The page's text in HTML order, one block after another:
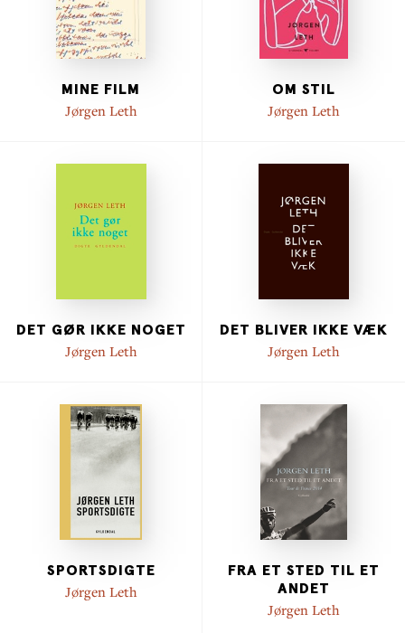
MINE FILM
Jørgen Leth
OM STIL
Jørgen Leth
DET GØR IKKE NOGET
Jørgen Leth
DET BLIVER IKKE VÆK
Jørgen Leth
SPORTSDIGTE
Jørgen Leth
FRA ET STED TIL ET
ANDET
Jørgen Leth